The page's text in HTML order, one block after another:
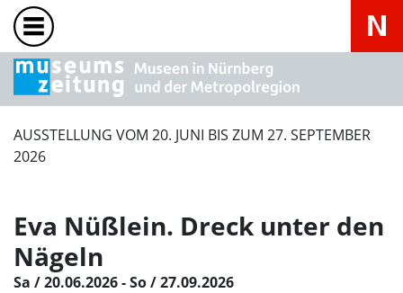
AUSSTELLUNG VOM 20. JUNI BIS ZUM 27. SEPTEMBER
2026
Eva Nüßlein. Dreck unter den
Nägeln
Sa / 20.06.2026 - So / 27.09.2026